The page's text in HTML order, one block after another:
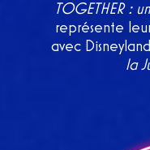
TOGETHER :
représente
avec
la